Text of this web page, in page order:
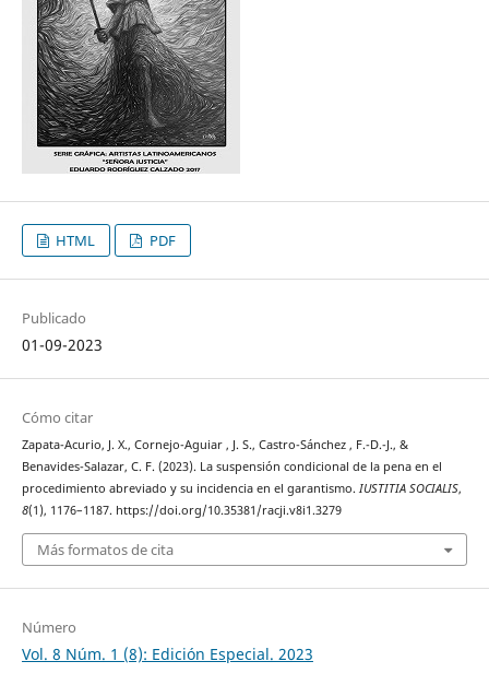
HTML PDF
Publicado
01-09-2023
Cómo citar
Zapata-Acurio, J. X., Cornejo-Aguiar , J. S., Castro-Sánchez , F.-D.-J., &
Benavides-Salazar, C. F. (2023). La suspensión condicional de la pena en el
procedimiento abreviado y su incidencia en el garantismo. IUSTITIA SOCIALIS,
8(1), 1176–1187. https://doi.org/10.35381/racji.v8i1.3279
Más formatos de cita
Número
Vol. 8 Núm. 1 (8): Edición Especial. 2023